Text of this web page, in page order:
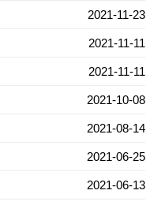
2021-11-23
2021-11-11
2021-11-11
2021-10-08
2021-08-14
2021-06-25
2021-06-13